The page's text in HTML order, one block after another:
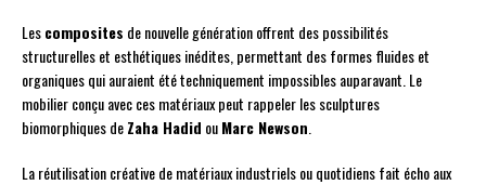
Lescomposites de nouvelle génération offrent des possibilités
structurelles et esthétiques inédites, permettant des formes fluides et
organiques qui auraient été techniquement impossibles auparavant. Le
mobilier conçu avec ces matériaux peut rappeler les sculptures
biomorphiques deZaha Hadid ouMarc Newson.
La réutilisation créative de matériaux industriels ou quotidiens fait écho aux